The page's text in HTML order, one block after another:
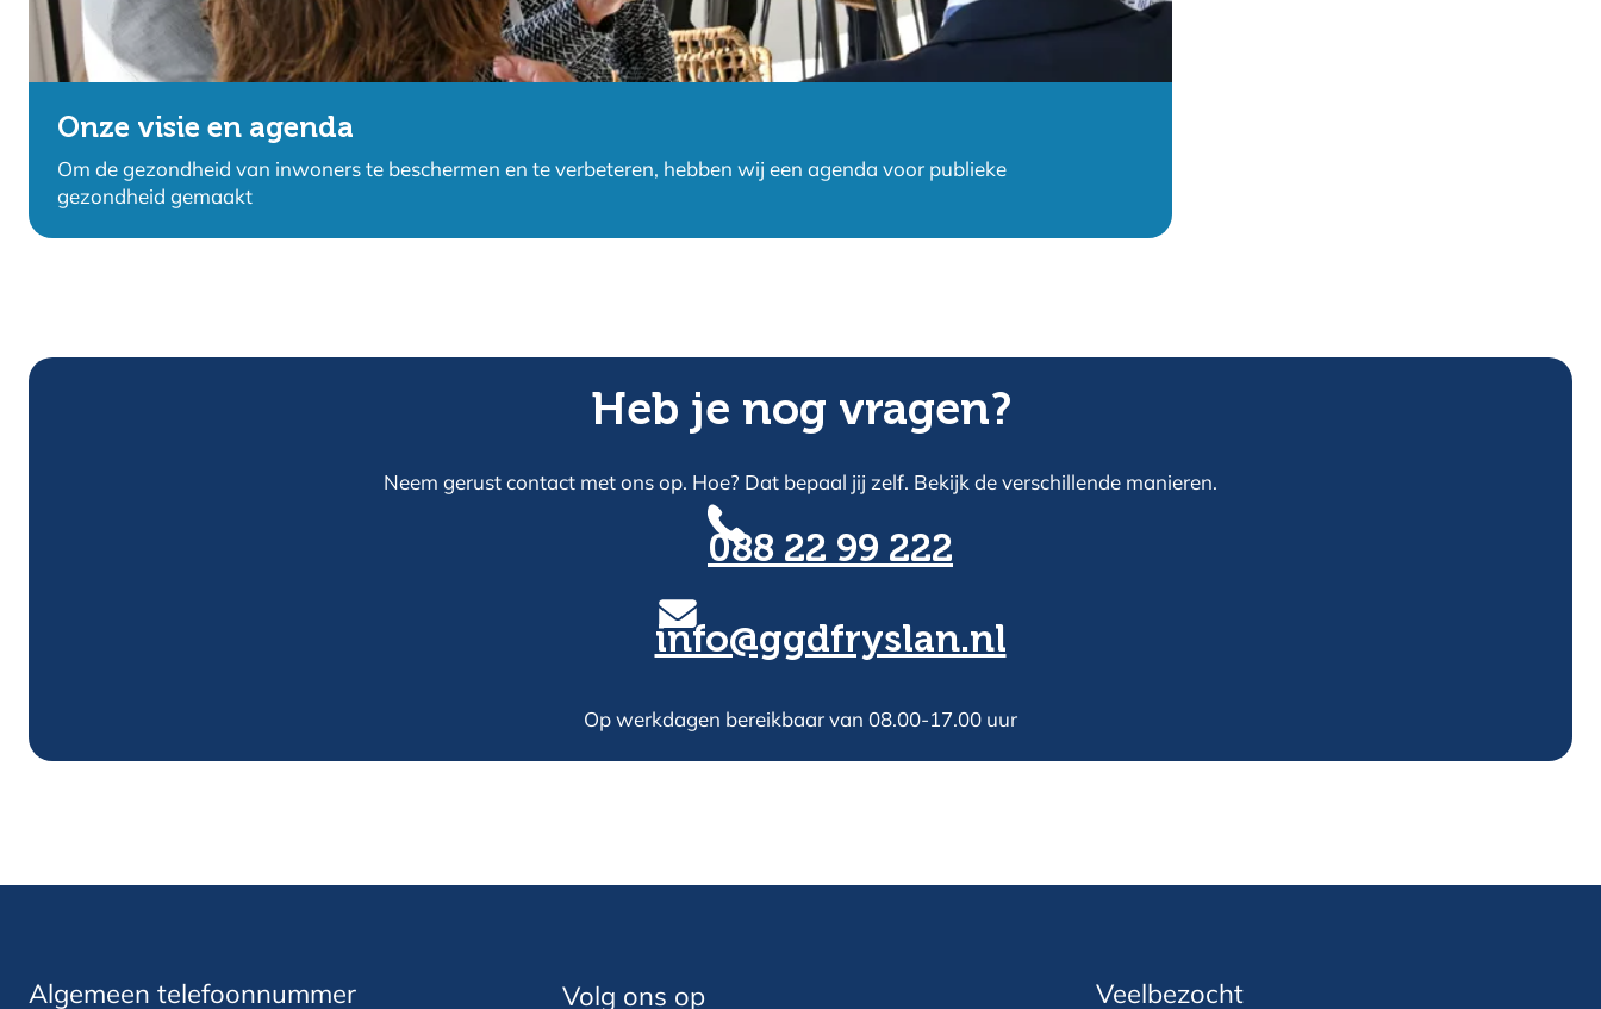
Onze visie en agenda
Om de gezondheid van inwoners te beschermen en te verbeteren, hebben wij een agenda voor publieke
gezondheid gemaakt
Heb je nog vragen?
Neem gerust contact met ons op. Hoe? Dat bepaal jij zelf. Bekijk de verschillende manieren.
088 22 99 222
info@ggdfryslan.nl
Op werkdagen bereikbaar van 08.00-17.00 uur
Algemeen telefoonnummer Volg ons op Veelbezocht